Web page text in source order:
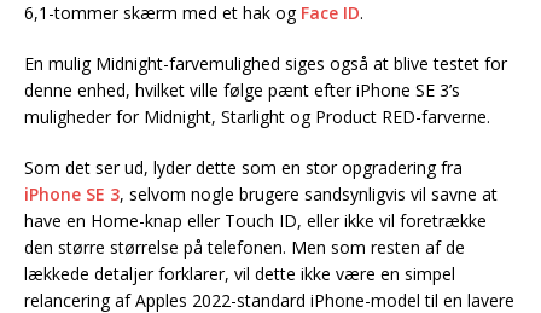
6,1-tommer skærm med et hak og Face ID.
En mulig Midnight-farvemulighed siges også at blive testet for
denne enhed, hvilket ville følge pænt efter iPhone SE 3’s
muligheder for Midnight, Starlight og Product RED-farverne.
Som det ser ud, lyder dette som en stor opgradering fra
iPhone SE 3, selvom nogle brugere sandsynligvis vil savne at
have en Home-knap eller Touch ID, eller ikke vil foretrække
den større størrelse på telefonen. Men som resten af de
lækkede detaljer forklarer, vil dette ikke være en simpel
relancering af Apples 2022-standard iPhone-model til en lavere